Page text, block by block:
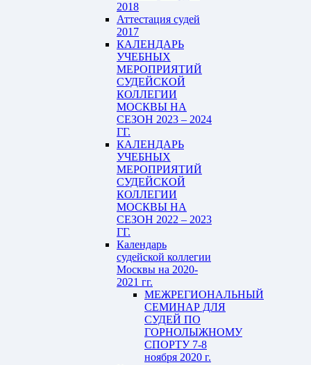
2018
Аттестация судей
2017
КАЛЕНДАРЬ
УЧЕБНЫХ
МЕРОПРИЯТИЙ
СУДЕЙСКОЙ
КОЛЛЕГИИ
МОСКВЫ НА
СЕЗОН 2023 – 2024
ГГ.
КАЛЕНДАРЬ
УЧЕБНЫХ
МЕРОПРИЯТИЙ
СУДЕЙСКОЙ
КОЛЛЕГИИ
МОСКВЫ НА
СЕЗОН 2022 – 2023
ГГ.
Календарь
судейской коллегии
Москвы на 2020-
2021 гг.
МЕЖРЕГИОНАЛЬНЫЙ
СЕМИНАР ДЛЯ
СУДЕЙ ПО
ГОРНОЛЫЖНОМУ
СПОРТУ 7-8
ноября 2020 г.